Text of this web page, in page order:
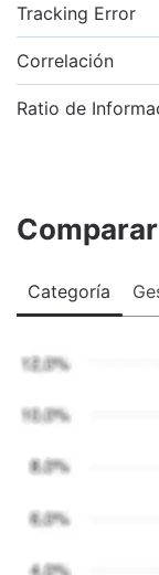
Tracking Error
Correlación
Ratio de
Categoría